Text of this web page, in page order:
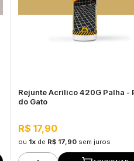
Rejunte Acrílico 420G Palha -
do Gato
R$ 17,90
ou 1x de R$ 17,90 sem juros